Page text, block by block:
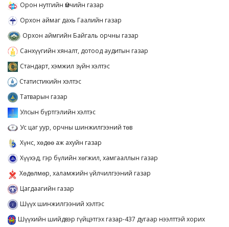
Орон нутгийн Өмчийн газар
Орхон аймаг дахь Гаалийн газар
Орхон аймгийн Байгаль орчны газар
Санхүүгийн хяналт, дотоод аудитын газар
Стандарт, хэмжил зүйн хэлтэс
Статистикийн хэлтэс
Татварын газар
Улсын бүртгэлийн хэлтэс
Ус цаг уур, орчны шинжилгээний төв
Хүнс, хөдөө аж ахуйн газар
Хүүхэд, гэр бүлийн хөгжил, хамгааллын газар
Хөдөлмөр, халамжийн үйлчилгээний газар
Цагдаагийн газар
Шүүх шинжилгээний хэлтэс
Шүүхийн шийдвэр гүйцэтгэх газар-437 дугаар нээлттэй хорих